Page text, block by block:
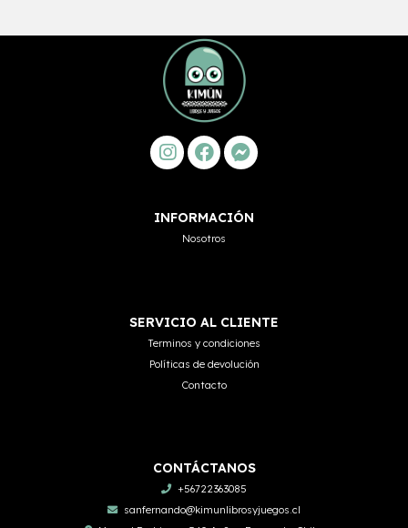
INFORMACIÓN
Nosotros
SERVICIO AL CLIENTE
Terminos y condiciones
Políticas de devolución
Contacto
CONTÁCTANOS
+56722363085
sanfernando@kimunlibrosyjuegos.cl